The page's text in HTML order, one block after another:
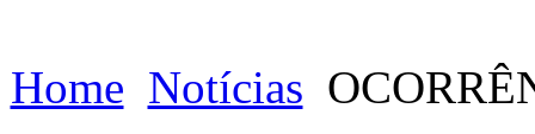
Home Notícias